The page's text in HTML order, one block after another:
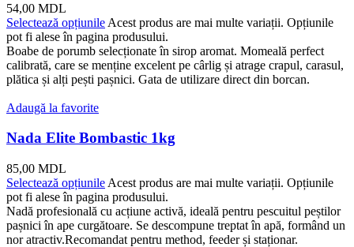
54,00 MDL
Selectează opțiunile Acest produs are mai multe variații. Opțiunile
pot fi alese în pagina produsului.
Boabe de porumb selecționate în sirop aromat. Momeală perfect
calibrată, care se menține excelent pe cârlig și atrage crapul, carasul,
plătica și alți pești pașnici. Gata de utilizare direct din borcan.
Adaugă la favorite
Nada Elite Bombastic 1kg
85,00 MDL
Selectează opțiunile Acest produs are mai multe variații. Opțiunile
pot fi alese în pagina produsului.
Nadă profesională cu acțiune activă, ideală pentru pescuitul peștilor
pașnici în ape curgătoare. Se descompune treptat în apă, formând un
nor atractiv.Recomandat pentru method, feeder și staționar.